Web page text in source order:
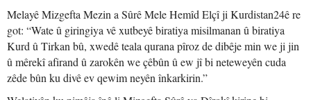
Melayê Mizgefta Mezin a Sûrê Mele Hemîd Elçî ji Kurdistan24ê re
got: “Wate û giringiya vê xutbeyê biratiya misilmanan û biratiya
Kurd û Tirkan bû, xwedê teala qurana pîroz de dibêje min we ji jin
û mêrekî afirand û zarokên we çêbûn û ew jî bi neteweyên cuda
zêde bûn ku divê ev qewim neyên înkarkirin.”